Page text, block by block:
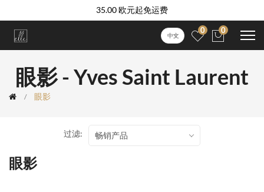
35.00 欧元起免运费
中文
0 0
眼影 - Yves Saint Laurent
眼影
眼影
过滤: 畅销产品